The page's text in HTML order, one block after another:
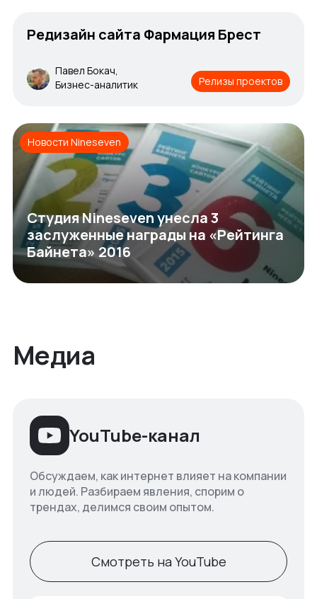
Редизайн сайта Фармация Брест
Павел Бокач,
Бизнес-аналитик
Релизы проектов
Новости Nineseven
Студия Nineseven унесла 3
заслуженные награды на «Рейтинга
Байнета» 2016
Медиа
YouTube-канал
Обсуждаем, как интернет влияет на компании
и людей. Разбираем явления, спорим о
трендах, делимся своим опытом.
Смотреть на YouTube